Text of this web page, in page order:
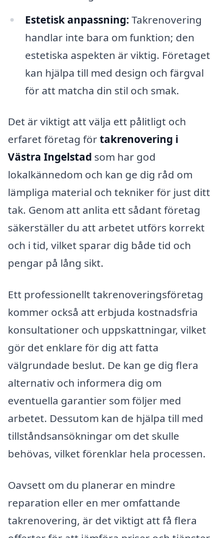
Estetisk anpassning: Takrenovering
handlar inte bara om funktion; den
estetiska aspekten är viktig. Företaget
kan hjälpa till med design och färgval
för att matcha din stil och smak.
Det är viktigt att välja ett pålitligt och
erfaret företag förtakrenovering i
Västra Ingelstad som har god
lokalkännedom och kan ge dig råd om
lämpliga material och tekniker för just ditt
tak. Genom att anlita ett sådant företag
säkerställer du att arbetet utförs korrekt
och i tid, vilket sparar dig både tid och
pengar på lång sikt.
Ett professionellt takrenoveringsföretag
kommer också att erbjuda kostnadsfria
konsultationer och uppskattningar, vilket
gör det enklare för dig att fatta
välgrundade beslut. De kan ge dig flera
alternativ och informera dig om
eventuella garantier som följer med
arbetet. Dessutom kan de hjälpa till med
tillståndsansökningar om det skulle
behövas, vilket förenklar hela processen.
Oavsett om du planerar en mindre
reparation eller en mer omfattande
takrenovering, är det viktigt att få flera